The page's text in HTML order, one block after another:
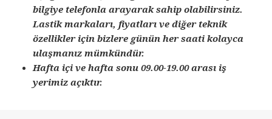
bilgiye telefonla arayarak sahip olabilirsiniz.
Lastik markaları, fiyatları ve diğer teknik
özellikler için bizlere günün her saati kolayca
ulaşmanız mümkündür.
Hafta içi ve hafta sonu 09.00-19.00 arası iş
yerimiz açıktır.